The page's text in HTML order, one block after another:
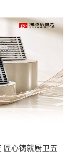
匠心铸就厨卫五